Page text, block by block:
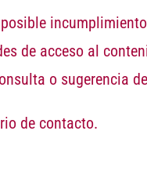
incumplimiento
de acceso al
o sugerencia
de contacto.